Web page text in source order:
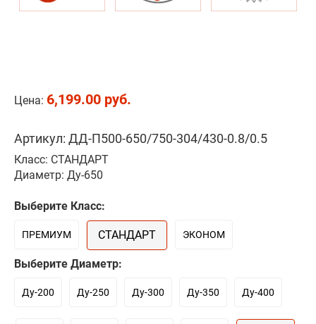
Цена: 6,199.00 руб.
Артикул: ДД-П500-650/750-304/430-0.8/0.5
Класс: СТАНДАРТ
Диаметр: Ду-650
Выберите Класс:
ПРЕМИУМ СТАНДАРТ ЭКОНОМ
Выберите Диаметр:
Ду-200 Ду-250 Ду-300 Ду-350 Ду-400